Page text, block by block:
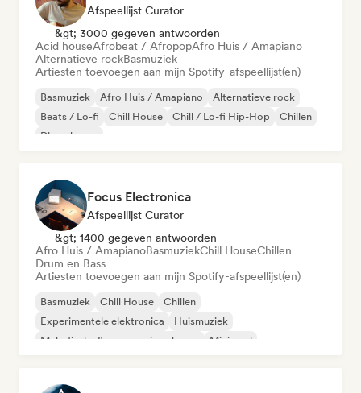
Afspeellijst Curator
&gt; 3000 gegeven antwoorden
Acid houseAfrobeat / AfropopAfro Huis / Amapiano
Alternatieve rockBasmuziek
Artiesten toevoegen aan mijn Spotify-afspeellijst(en)
Basmuziek Afro Huis / Amapiano
Alternatieve rock
Beats / Lo-fi
Chill House Chill / Lo-fi Hip-Hop
Chillen
Diepe house
Focus Electronica
Afspeellijst Curator
&gt; 1400 gegeven antwoorden
Afro Huis / AmapianoBasmuziekChill HouseChillen
Drum en Bass
Artiesten toevoegen aan mijn Spotify-afspeellijst(en)
Basmuziek Chill House
Chillen
Experimentele elektronica
Huismuziek
Melodische & progressieve house
Minimaal